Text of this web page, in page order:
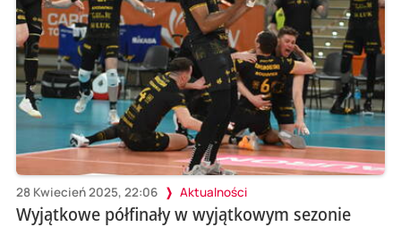
28 Kwiecień 2025, 22:06 Aktualności
Wyjątkowe półfinały w wyjątkowym sezonie